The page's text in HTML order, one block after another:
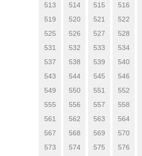
513
514 515 516
519
520 521 522
525
526 527 528
531
532 533 534
537
538 539 540
543
544 545 546
549
550 551 552
555
556 557 558
561
562 563 564
567
568 569 570
573
574 575 576